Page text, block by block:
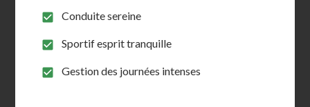
Compatible, 100% Naturel
5 basé sur
Choix des options
Conduite sereine
Sportif esprit tranquille
Gestion des journées intenses